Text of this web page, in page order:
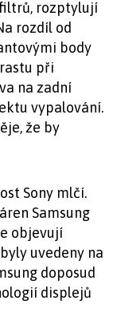
rozptylují
rozdíl od
body
při
na zadní
vypalování.
že by
Sony mlčí.
Samsung
objevují
uvedeny na
doposud
displejů